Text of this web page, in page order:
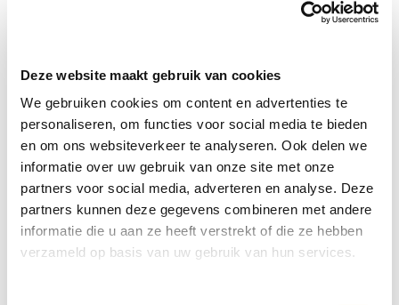
Deze website maakt gebruik van cookies
We gebruiken cookies om content en advertenties te
personaliseren, om functies voor social media te bieden
en om ons websiteverkeer te analyseren. Ook delen we
informatie over uw gebruik van onze site met onze
partners voor social media, adverteren en analyse. Deze
partners kunnen deze gegevens combineren met andere
informatie die u aan ze heeft verstrekt of die ze hebben
verzameld op basis van uw gebruik van hun services.
SCM Nova F520 vlakbank
SCM
Prijs op aanvraag